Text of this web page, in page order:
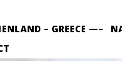
– GREECE —–